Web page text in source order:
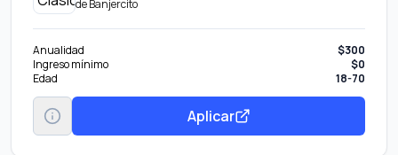
deBanjercito
Anualidad
$300
Ingreso mínimo
$0
Edad
18-70
Aplicar